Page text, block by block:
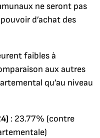
ne seront pas
d’achat des
faibles à
aux autres
qu’au niveau
: 23.77% (contre